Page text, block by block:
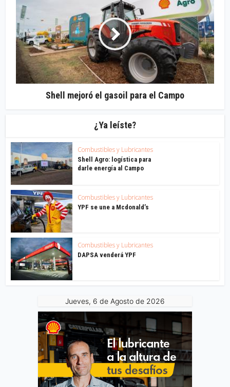
Shell mejoró el gasoil para el Campo
¿Ya leíste?
Combustibles y Lubricantes
Shell Agro: logística para
darle energía al Campo
Combustibles y Lubricantes
YPF se une a Mcdonald’s
Combustibles y Lubricantes
DAPSA venderá YPF
Jueves, 6 de Agosto de 2026